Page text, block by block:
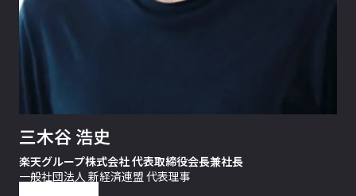
三木谷 浩史
楽天グループ株式会社 代表取締役会⻑兼社⻑
一般社団法人 新経済連盟 代表理事